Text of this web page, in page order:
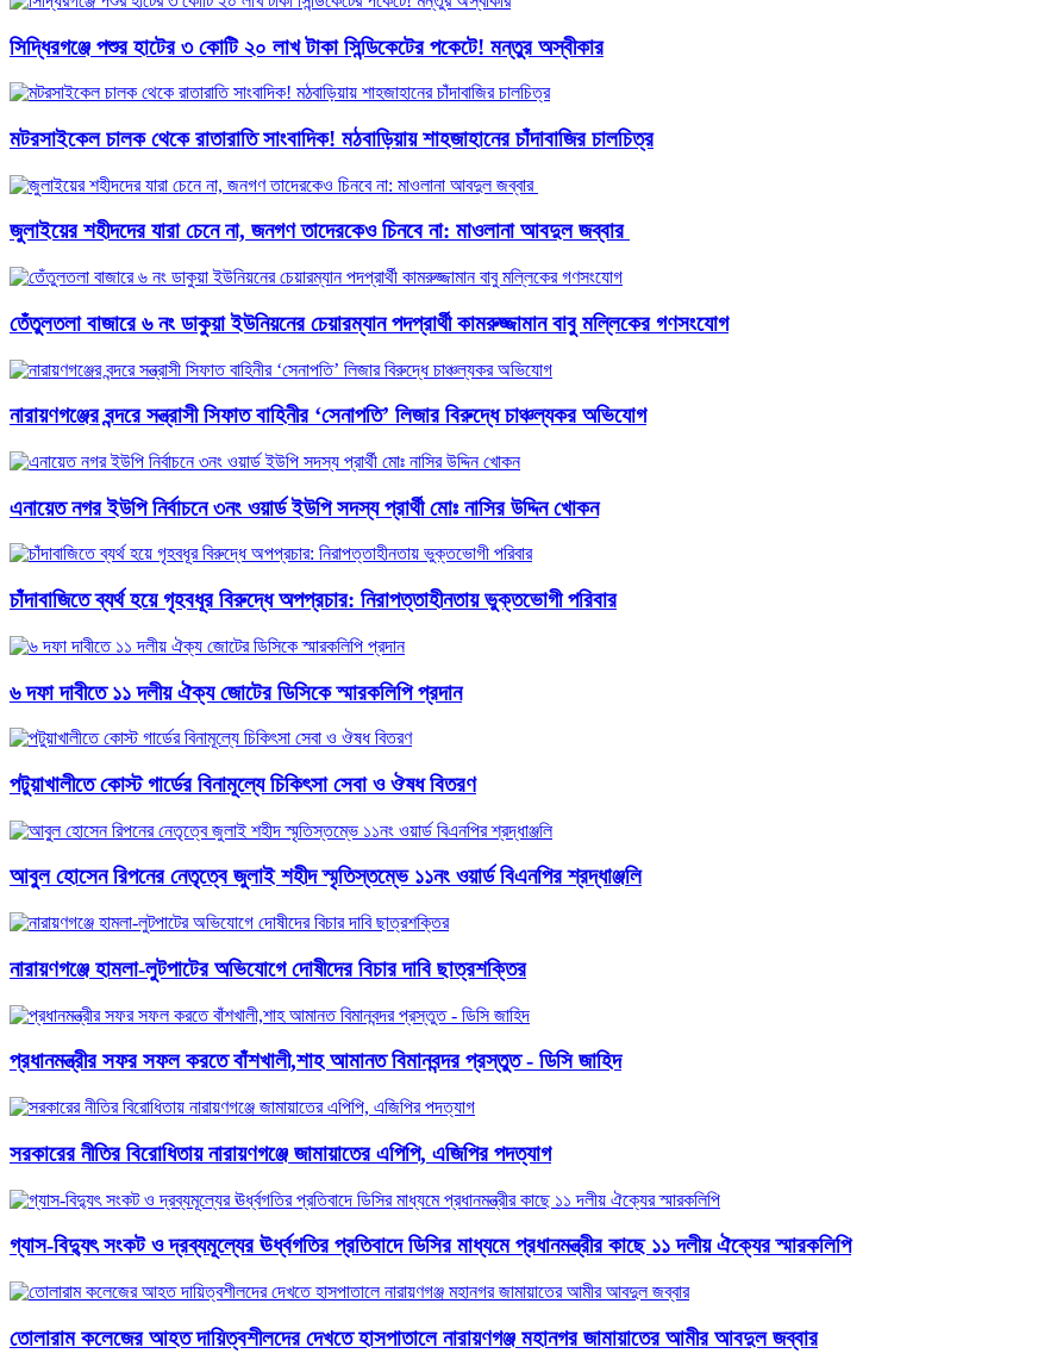
সিদ্ধিরগঞ্জে পশুর হাটের ৩ কোটি ২০ লাখ টাকা সিন্ডিকেটের পকেটে! মন্তুর অস্বীকার
মটরসাইকেল চালক থেকে রাতারাতি সাংবাদিক! মঠবাড়িয়ায় শাহজাহানের চাঁদাবাজির চালচিত্র
জুলাইয়ের শহীদদের যারা চেনে না, জনগণ তাদেরকেও চিনবে না: মাওলানা আবদুল জব্বার ​
তেঁতুলতলা বাজারে ৬ নং ডাকুয়া ইউনিয়নের চেয়ারম্যান পদপ্রার্থী কামরুজ্জামান বাবু মল্লিকের গণসংযোগ
নারায়ণগঞ্জের বন্দরে সন্ত্রাসী সিফাত বাহিনীর ‘সেনাপতি’ লিজার বিরুদ্ধে চাঞ্চল্যকর অভিযোগ
এনায়েত নগর ইউপি নির্বাচনে ৩নং ওয়ার্ড ইউপি সদস্য প্রার্থী মোঃ নাসির উদ্দিন খোকন
চাঁদাবাজিতে ব্যর্থ হয়ে গৃহবধূর বিরুদ্ধে অপপ্রচার: নিরাপত্তাহীনতায় ভুক্তভোগী পরিবার
৬ দফা দাবীতে ১১ দলীয় ঐক্য জোটের ডিসিকে স্মারকলিপি প্রদান
পটুয়াখালীতে কোস্ট গার্ডের বিনামূল্যে চিকিৎসা সেবা ও ঔষধ বিতরণ
আবু্ল হোসেন রিপনের নেতৃত্বে জুলাই শহীদ স্মৃতিস্তম্ভে ১১নং ওয়ার্ড বিএনপির শ্রদ্ধাঞ্জলি
নারায়ণগঞ্জে হামলা-লুটপাটের অভিযোগে দোষীদের বিচার দাবি ছাত্রশক্তির
প্রধানমন্ত্রীর সফর সফল করতে বাঁশখালী,শাহ আমানত বিমানবন্দর প্রস্তুত - ডিসি জাহিদ
সরকারের নীতির বিরোধিতায় নারায়ণগঞ্জে জামায়াতের এপিপি, এজিপির পদত্যাগ
গ্যাস-বিদ্যুৎ সংকট ও দ্রব্যমূল্যের ঊর্ধ্বগতির প্রতিবাদে ডিসির মাধ্যমে প্রধানমন্ত্রীর কাছে ১১ দলীয় ঐক্যের স্মারকলিপি
তোলারাম কলেজের আহত দায়িত্বশীলদের দেখতে হাসপাতালে নারায়ণগঞ্জ মহানগর জামায়াতের আমীর আবদুল জব্বার